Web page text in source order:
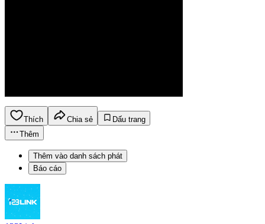
Thích Chia sẻ
Dấu trang
Thêm
Thêm vào danh sách phát
Báo cáo